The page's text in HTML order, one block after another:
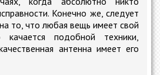
Конечно же, следует
то, что любая вещь имеет свой
подобной техники,
антенна имеет его